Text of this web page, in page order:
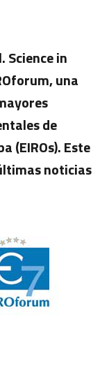
Science in
una
de
(EIROs). Este
noticias